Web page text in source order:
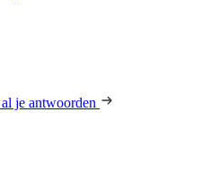
je antwoorden